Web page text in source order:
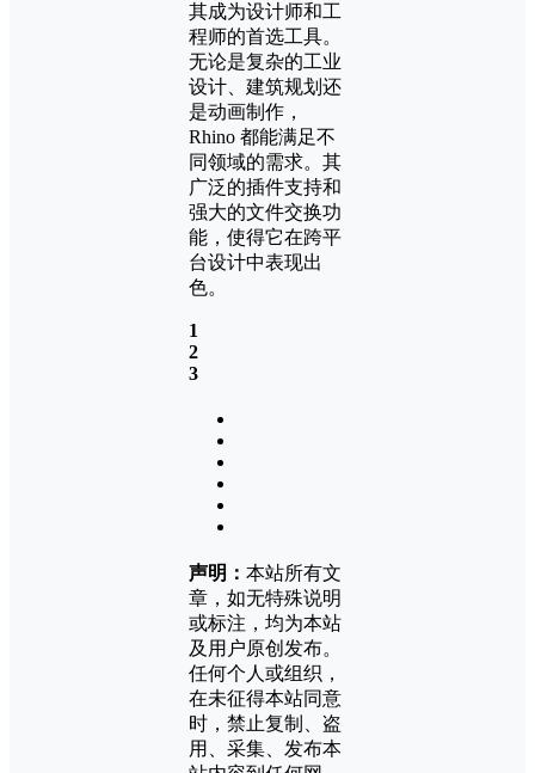
其成为设计师和工
程师的首选工具。
无论是复杂的工业
设计、建筑规划还
是动画制作，
Rhino 都能满足不
同领域的需求。其
广泛的插件支持和
强大的文件交换功
能，使得它在跨平
台设计中表现出
色。
1
2
3
声明： 本站所有文
章，如无特殊说明
或标注，均为本站
及用户原创发布。
任何个人或组织，
在未征得本站同意
时，禁止复制、盗
用、采集、发布本